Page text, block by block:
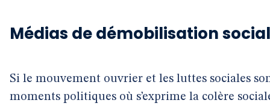
Médias de démobilisation
Si le mouvement ouvrier et les luttes sociales
moments politiques où s’exprime la colère